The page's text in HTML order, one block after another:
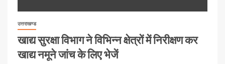
उत्तराखण्ड
खाद्य सुरक्षा विभाग ने विभिन्न क्षेत्रों में निरीक्षण कर
खाद्य नमूने जांच के लिए भेजें